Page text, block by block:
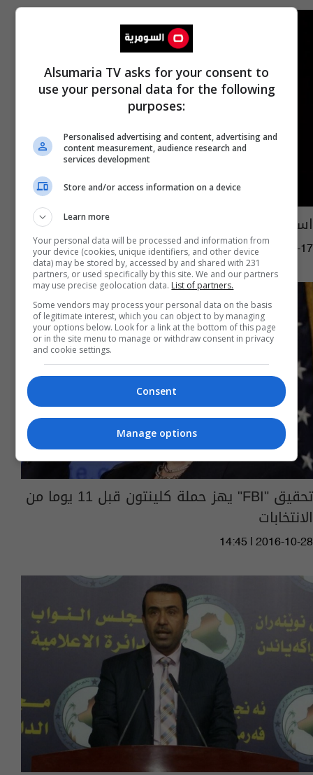
استقالة رئيس الاستخبارات الوطنية الأميركية
10:52 | 2016-11-17
تحقيق "FBI" يهز حملة كلينتون قبل 11 يوما من
الانتخابات
14:45 | 2016-10-28
Alsumaria TV asks for your consent to
use your personal data for the following
purposes:
Personalised advertising and content, advertising and
content measurement, audience research and
services development
Store and/or access information on a device
Learn more
Your personal data will be processed and information from
your device (cookies, unique identifiers, and other device
data) may be stored by, accessed by and shared with 231
partners, or used specifically by this site. We and our partners
may use precise geolocation data. List of partners.
Some vendors may process your personal data on the basis
of legitimate interest, which you can object to by managing
your options below. Look for a link at the bottom of this page
or in the site menu to manage or withdraw consent in privacy
and cookie settings.
Consent
Manage options